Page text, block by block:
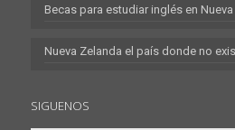
Becas para estudiar inglés en
Nueva Zelanda el país donde no
SIGUENOS